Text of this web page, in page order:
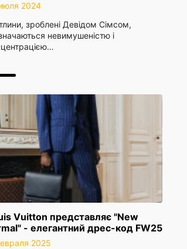
2024
зроблені Девідом Сімсом,
невимушеністю і
Vuitton представляє "New
- елегантний дрес-код FW25
2025